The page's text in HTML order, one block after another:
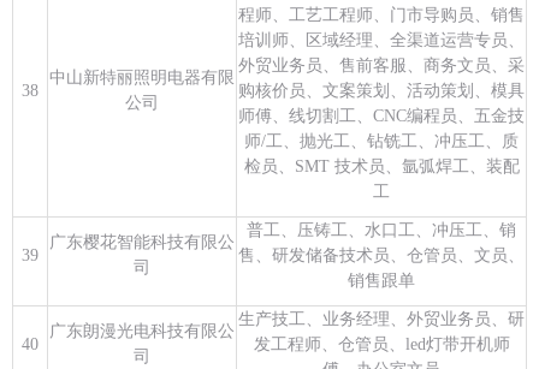
38
中山新特丽照明电器有限
公司
程师、工艺工程师、门市导购员、销售
培训师、区域经理、全渠道运营专员、
外贸业务员、售前客服、商务文员、采
购核价员、文案策划、活动策划、模具
师傅、线切割工、CNC编程员、五金技
师/工、抛光工、钻铣工、冲压工、质
检员、SMT 技术员、氩弧焊工、装配
工
39
广东樱花智能科技有限公
司
普工、压铸工、水口工、冲压工、销
售、研发储备技术员、仓管员、文员、
销售跟单
40
广东朗漫光电科技有限公
司
生产技工、业务经理、外贸业务员、研
发工程师、仓管员、led灯带开机师